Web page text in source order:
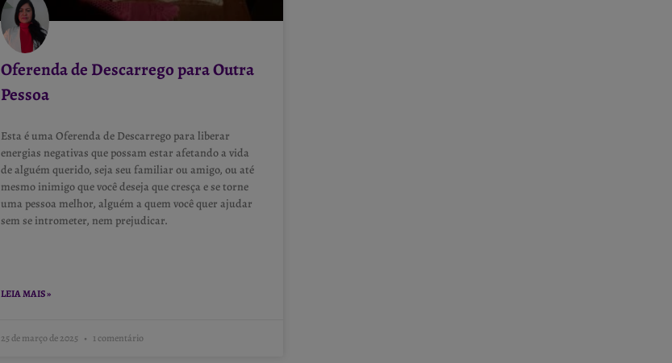
Oferenda de Descarrego para Outra
Pessoa
Esta é uma Oferenda de Descarrego para liberar
energias negativas que possam estar afetando a vida
de alguém querido, seja seu familiar ou amigo, ou até
mesmo inimigo que você deseja que cresça e se torne
uma pessoa melhor, alguém a quem você quer ajudar
sem se intrometer, nem prejudicar.
LEIA MAIS »
25 de março de 2025 1 comentário